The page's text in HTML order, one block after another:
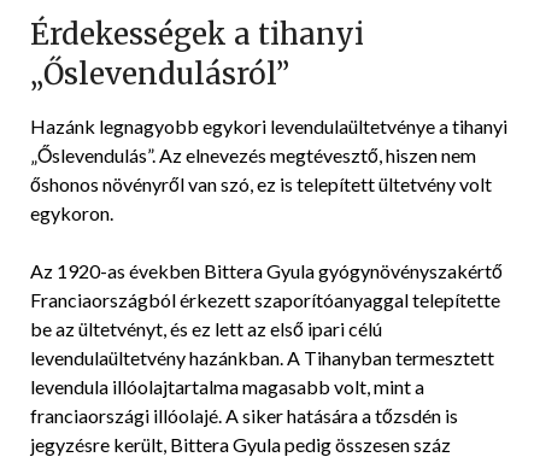
Érdekességek a tihanyi
„Őslevendulásról”
Hazánk legnagyobb egykori levendulaültetvénye a tihanyi
„Őslevendulás”. Az elnevezés megtévesztő, hiszen nem
őshonos növényről van szó, ez is telepített ültetvény volt
egykoron.
Az 1920-as években Bittera Gyula gyógynövényszakértő
Franciaországból érkezett szaporítóanyaggal telepítette
be az ültetvényt, és ez lett az első ipari célú
levendulaültetvény hazánkban. A Tihanyban termesztett
levendula illóolajtartalma magasabb volt, mint a
franciaországi illóolajé. A siker hatására a tőzsdén is
jegyzésre került, Bittera Gyula pedig összesen száz